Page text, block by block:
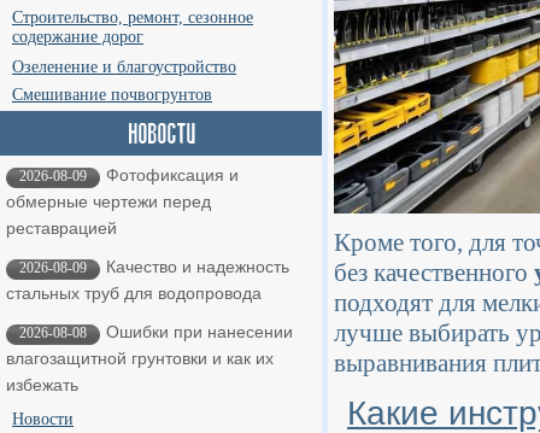
Строительство, ремонт, сезонное
содержание дорог
Озеленение и благоустройство
Смешивание почвогрунтов
2026-08-09
Фотофиксация и
обмерные чертежи перед
реставрацией
2026-08-09
Качество и надежность
стальных труб для водопровода
2026-08-08
Ошибки при нанесении
влагозащитной грунтовки и как их
избежать
Новости
Кроме того, для
без качественного
подходят для
лучше выбирать
выравнивания
Какие